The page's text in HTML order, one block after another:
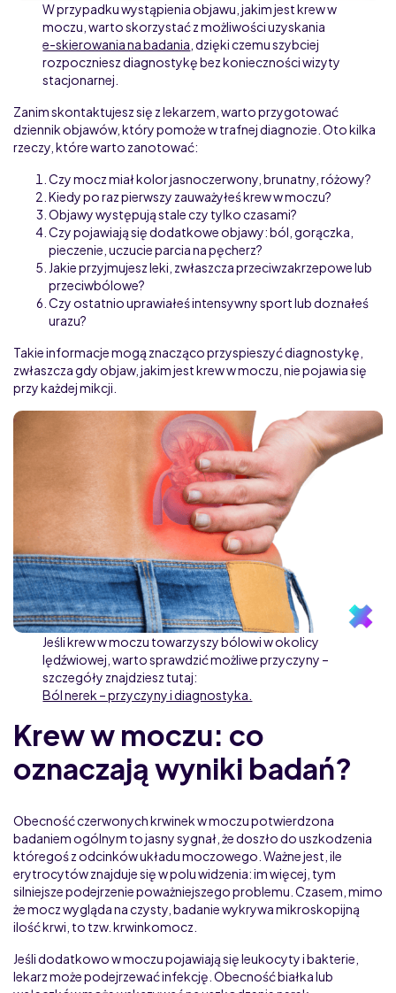
W przypadku wystąpienia objawu, jakim jest krew w
moczu, warto skorzystać z możliwości uzyskania
e-skierowania na badania , dzięki czemu szybciej
rozpoczniesz diagnostykę bez konieczności wizyty
stacjonarnej.
Zanim skontaktujesz się z lekarzem, warto przygotować
dziennik objawów, który pomoże w trafnej diagnozie. Oto kilka
rzeczy, które warto zanotować:
Czy mocz miał kolor jasnoczerwony, brunatny, różowy?
Kiedy po raz pierwszy zauważyłeś krew w moczu?
Objawy występują stale czy tylko czasami?
Czy pojawiają się dodatkowe objawy: ból, gorączka,
pieczenie, uczucie parcia na pęcherz?
Jakie przyjmujesz leki, zwłaszcza przeciwzakrzepowe lub
przeciwbólowe?
Czy ostatnio uprawiałeś intensywny sport lub doznałeś
urazu?
Takie informacje mogą znacząco przyspieszyć diagnostykę,
zwłaszcza gdy objaw, jakim jest krew w moczu, nie pojawia się
przy każdej mikcji.
Jeśli krew w moczu towarzyszy bólowi w okolicy
lędźwiowej, warto sprawdzić możliwe przyczyny –
szczegóły znajdziesz tutaj:
Ból nerek – przyczyny i diagnostyka.
Krew w moczu: co
oznaczają wyniki badań?
Obecność czerwonych krwinek w moczu potwierdzona
badaniem ogólnym to jasny sygnał, że doszło do uszkodzenia
któregoś z odcinków układu moczowego. Ważne jest, ile
erytrocytów znajduje się w polu widzenia: im więcej, tym
silniejsze podejrzenie poważniejszego problemu. Czasem, mimo
że mocz wygląda na czysty, badanie wykrywa mikroskopijną
ilość krwi, to tzw. krwinkomocz.
Jeśli dodatkowo w moczu pojawiają się leukocyty i bakterie,
lekarz może podejrzewać infekcję. Obecność białka lub